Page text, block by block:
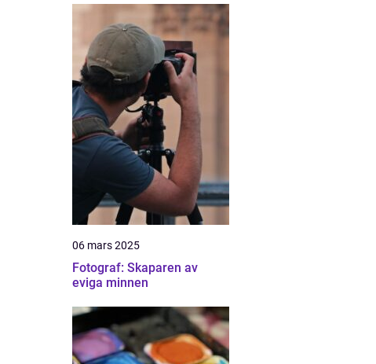
06 mars 2025
Fotograf: Skaparen av
eviga minnen